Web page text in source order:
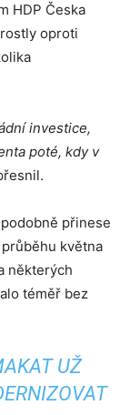
HDP Česka
oproti
investice,
poté, kdy v
přinese
května
některých
téměř bez
UŽ